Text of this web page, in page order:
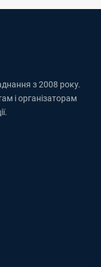
з 2008 року.
і організаторам